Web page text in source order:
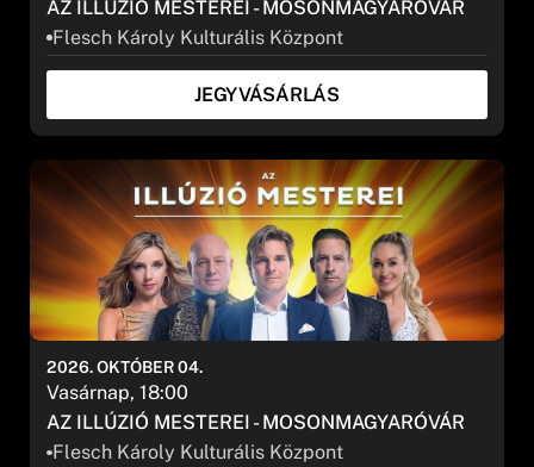
AZ ILLÚZIÓ MESTEREI - MOSONMAGYARÓVÁR
Flesch Károly Kulturális Központ
JEGYVÁSÁRLÁS
AZ ILLÚZIÓ MESTEREI - MOSONMAGYARÓVÁR
Flesch Károly Kulturális Központ
2026. OKTÓBER 04.
Vasárnap, 18:00